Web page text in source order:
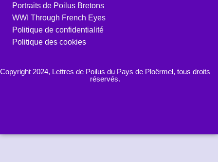
Portraits de Poilus Bretons
WWI Through French Eyes
Politique de confidentialité
Politique des cookies
Copyright 2024, Lettres de Poilus du Pays de Ploërmel, tous droits
réservés.